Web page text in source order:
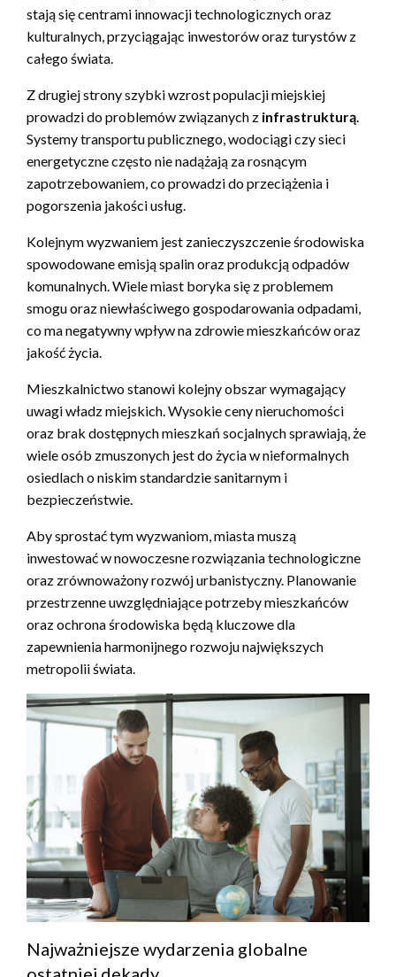
stają się centrami innowacji technologicznych oraz
kulturalnych, przyciągając inwestorów oraz turystów z
całego świata.
Z drugiej strony szybki wzrost populacji miejskiej
prowadzi do problemów związanych z infrastrukturą
Systemy transportu publicznego, wodociągi czy sieci
energetyczne często nie nadążają za rosnącym
zapotrzebowaniem, co prowadzi do przeciążenia i
pogorszenia jakości usług.
Kolejnym wyzwaniem jest zanieczyszczenie środowiska
spowodowane emisją spalin oraz produkcją odpadów
komunalnych. Wiele miast boryka się z problemem
smogu oraz niewłaściwego gospodarowania odpadami,
co ma negatywny wpływ na zdrowie mieszkańców oraz
jakość życia.
Mieszkalnictwo stanowi kolejny obszar wymagający
uwagi władz miejskich. Wysokie ceny nieruchomości
oraz brak dostępnych mieszkań socjalnych sprawiają, że
wiele osób zmuszonych jest do życia w nieformalnych
osiedlach o niskim standardzie sanitarnym i
bezpieczeństwie.
Aby sprostać tym wyzwaniom, miasta muszą
inwestować w nowoczesne rozwiązania technologiczne
oraz zrównoważony rozwój urbanistyczny. Planowanie
przestrzenne uwzględniające potrzeby mieszkańców
oraz ochrona środowiska będą kluczowe dla
zapewnienia harmonijnego rozwoju największych
metropolii świata.
Najważniejsze wydarzenia globalne